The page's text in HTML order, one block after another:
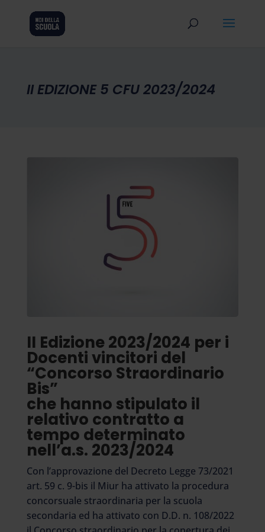
II EDIZIONE 5 CFU 2023/2024
II Edizione 2023/2024 per i
Docenti vincitori del
“Concorso Straordinario
Bis”
che hanno stipulato il
relativo contratto a
tempo determinato
nell’a.s. 2023/2024
Con l’approvazione del Decreto Legge 73/2021
art. 59 c. 9-bis il Miur ha attivato la procedura
concorsuale straordinaria per la scuola
secondaria ed ha attivato con D.D. n. 108/2022